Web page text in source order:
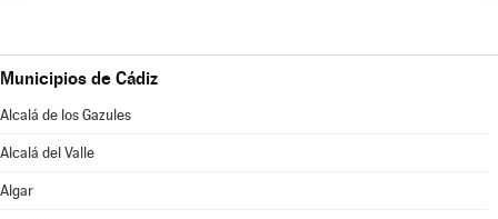
Municipios de Cádiz
Alcalá de los Gazules
Alcalá del Valle
Algar